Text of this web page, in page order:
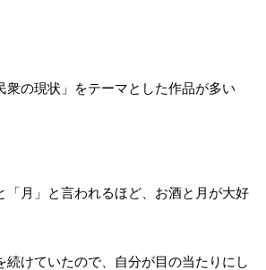
衆の現状」をテーマとした作品が多い
「月」と言われるほど、お酒と月が大好
続けていたので、自分が目の当たりにし